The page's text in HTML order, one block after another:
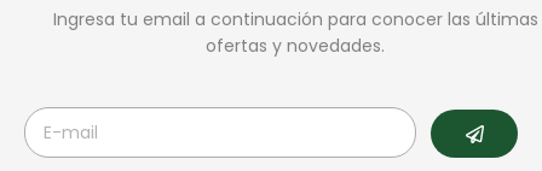
Ingresa tu email a continuación para conocer las últimas
ofertas y novedades.